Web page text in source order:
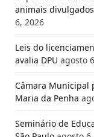
animais
6, 2026
Leis do
avalia DPU agosto
Câmara Municipal
Maria da Penha
Seminário de